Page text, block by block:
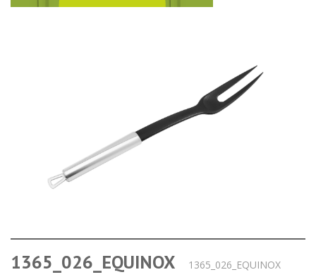
1365_026_EQUINOX 1365_026_EQUINOX